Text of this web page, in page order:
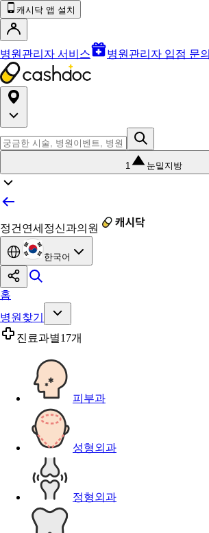
캐시닥 앱 설치
병원관리자 서비스 병원관리자 입점 문의
1 눈밑지방
정건연세정신과의원
한국어
홈
병원찾기
진료과별17개
피부과
성형외과
정형외과